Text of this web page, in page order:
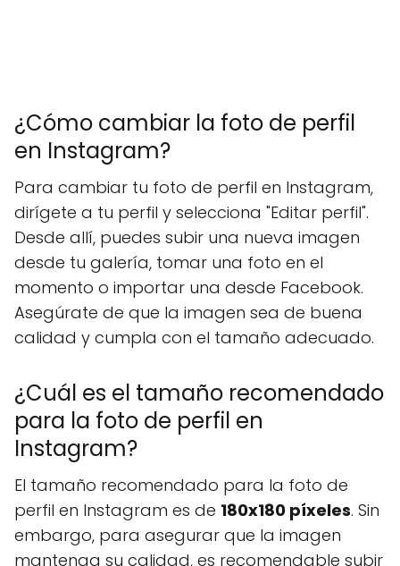
¿Cómo cambiar la foto de perfil
en Instagram?
Para cambiar tu foto de perfil en Instagram,
dirígete a tu perfil y selecciona "Editar perfil".
Desde allí, puedes subir una nueva imagen
desde tu galería, tomar una foto en el
momento o importar una desde Facebook.
Asegúrate de que la imagen sea de buena
calidad y cumpla con el tamaño adecuado.
¿Cuál es el tamaño recomendado
para la foto de perfil en
Instagram?
El tamaño recomendado para la foto de
perfil en Instagram es de 180x180 píxeles. Sin
embargo, para asegurar que la imagen
mantenga su calidad, es recomendable subir